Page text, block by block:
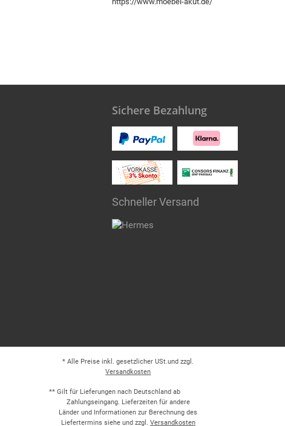
Sichere Bezahlung
Schneller Versand
* Alle Preise inkl. gesetzlicher USt.und zzgl.
Versandkosten
** Gilt für Lieferungen nach Deutschland ab
Zahlungseingang. Lieferzeiten für andere
Länder und Informationen zur Berechnung des
Liefertermins siehe und zzgl. Versandkosten